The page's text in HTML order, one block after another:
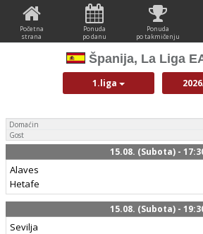
Početna
strana
Ponuda
po danu
Ponuda
po takmičenju
Španija, La Liga
1.liga
Domaćin
Gost
15.08. (Subota) -
Alaves
Hetafe
15.08. (Subota) -
Sevilja